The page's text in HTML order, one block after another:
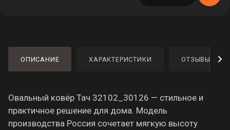
ОПИСАНИЕ ХАРАКТЕРИСТИКИ ОТЗЫВЫ
Овальный ковёр Тач 32102_30126 — стильное и
практичное решение для дома. Модель
производства Россия сочетает мягкую высоту